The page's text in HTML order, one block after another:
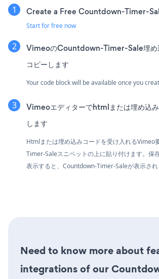
Create a Free Countdown-Timer-
Start for free now
VimeoのCountdown-Timer-Sale埋め
コピーします
Your code block will be available once you
Vimeoエディターでhtmlまたは埋め込
します
Htmlまたは埋め込みコードを受け入れるVimeo
Timer-Saleスニペットの上に貼り付けます。保
表示すると、Countdown-Timer-Saleが表示され
Need to know more about
integrations of our